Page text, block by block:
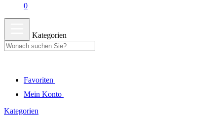
0
Kategorien
Favoriten
Mein Konto
Kategorien